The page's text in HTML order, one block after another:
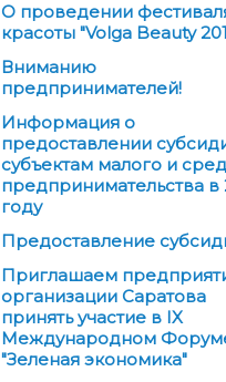
О проведении
красоты "Volga Beauty
Вниманию
предпринимателей!
Информация о
предоставлении
субъектам малого и
предпринимательства в
году
Предоставление
Приглашаем
организации Саратова
принять участие в IX
Международном
"Зеленая экономика"